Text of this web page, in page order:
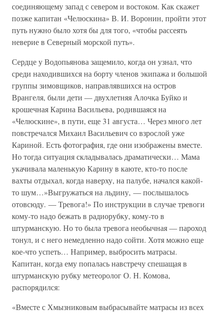
соединяющему запад с севером и востоком. Как скажет
позже капитан «Челюскина» В. И. Воронин, пройти этот
путь нужно было хотя бы для того, «чтобы рассеять
неверие в Северный морской путь».
Сердце у Водопьянова защемило, когда он узнал, что
среди находившихся на борту членов экипажа и большой
группы зимовщиков, направлявшихся на остров
Врангеля, были дети — двухлетняя Алочка Буйко и
крошечная Карина Васильева, родившаяся на
«Челюскине», в пути, еще 31 августа… Через много лет
повстречался Михаил Васильевич со взрослой уже
Кариной. Есть фотография, где они изображены вместе.
Но тогда ситуация складывалась драматически… Мама
укачивала маленькую Карину в каюте, кто-то после
вахты отдыхал, когда наверху, на палубе, начался какой-
то шум…»Выгружаться на льдину, — послышалось
отовсюду. — Тревога!» По инструкции в случае тревоги
кому-то надо бежать в радиорубку, кому-то в
штурманскую. Но то была тревога необычная — пароход
тонул, и с него немедленно надо сойти. Хотя можно еще
кое-что успеть… Например, выбросить матрасы.
Капитан, когда ему попалась навстречу спешащая в
штурманскую рубку метеоролог О. Н. Комова,
распорядился:
«Вместе с Хмызниковым выбрасывайте матрасы из всех